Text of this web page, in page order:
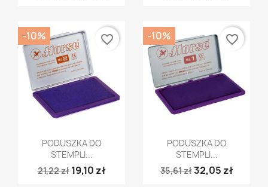
Szybki podgląd
PODUSZKA DO
STEMPLI...
21,22 zł 19,10 zł
-10% favorite_border
Szybki podgląd
PODUSZKA DO
STEMPLI...
35,61 zł32,05 zł
-10% favorite_border